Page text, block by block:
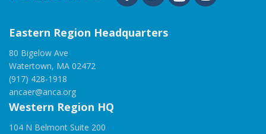
Eastern Region Headquarters
80 Bigelow Ave
Watertown, MA 02472
(917) 428-1918
ancaer@anca.org
Western Region HQ
104 N Belmont Suite 200